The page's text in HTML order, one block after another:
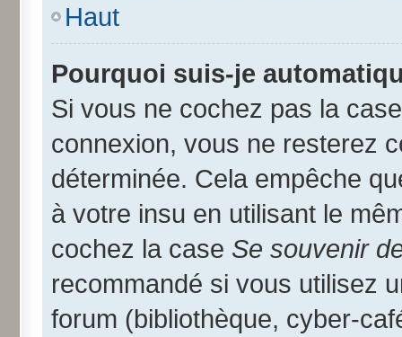
Haut
Pourquoi suis-je
Si vous ne cochez pas la
connexion, vous ne resterez
déterminée. Cela empêche
à votre insu en utilisant le
cochez la case Se souvenir
recommandé si vous utilisez
forum (bibliothèque, cyber-